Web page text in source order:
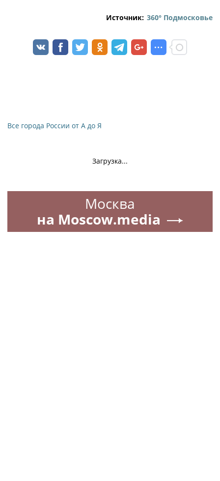
Источник: 360° Подмосковье
Все города России от А до Я
Загрузка...
Москва
на Moscow.media